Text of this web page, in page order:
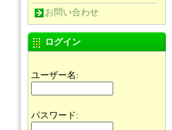
お問い合わせ
ログイン
ユーザー名:
パスワード: